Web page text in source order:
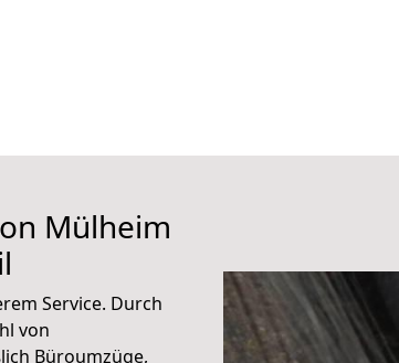
Mülheim
Service. Durch
von
Büroumzüge,